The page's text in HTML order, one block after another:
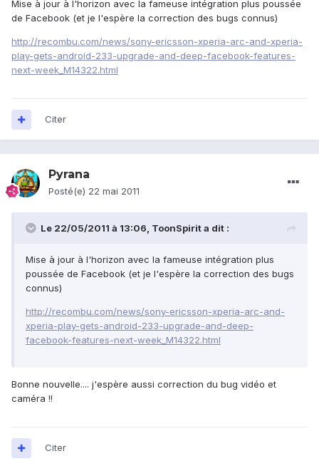
Mise à jour à l'horizon avec la fameuse intégration plus poussée
de Facebook (et je l'espère la correction des bugs connus)
http://recombu.com/news/sony-ericsson-xperia-arc-and-xperia-
play-gets-android-233-upgrade-and-deep-facebook-features-
next-week_M14322.html
Citer
Pyrana
Posté(e) 22 mai 2011
Le 22/05/2011 à 13:06, ToonSpirit a dit :
Mise à jour à l'horizon avec la fameuse intégration plus
poussée de Facebook (et je l'espère la correction des bugs
connus)
http://recombu.com/news/sony-ericsson-xperia-arc-and-
xperia-play-gets-android-233-upgrade-and-deep-
facebook-features-next-week_M14322.html
Bonne nouvelle.... j'espère aussi correction du bug vidéo et
caméra !!
Citer